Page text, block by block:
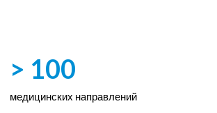
> 100
медицинских направлений